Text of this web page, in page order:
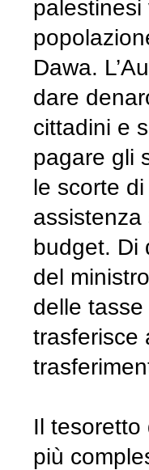
Dawa.
dare
cittadini e
pagare gli
le scorte
assistenza
budget. Di
del
delle
trasferisce
Il tesoretto
più